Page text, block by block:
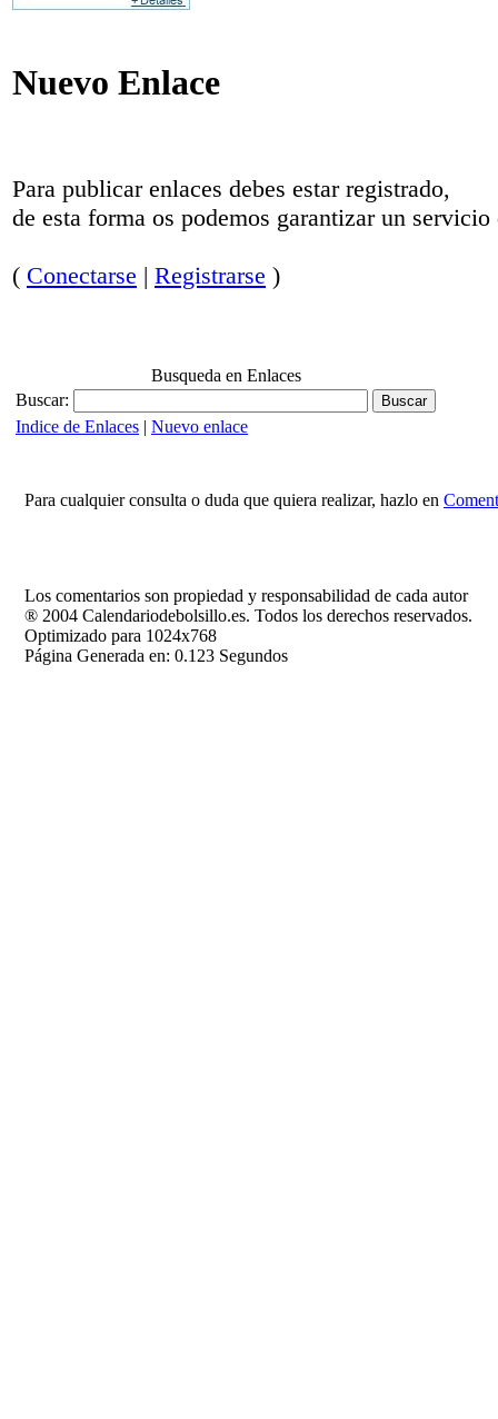
Nuevo Enlace
Para publicar enlaces debes estar registrado,
de esta forma os podemos garantizar un
( Conectarse | Registrarse )
Busqueda en Enlaces
Buscar:
Indice de Enlaces | Nuevo enlace
Para cualquier consulta o duda que quiera realizar, hazlo en
Los comentarios son propiedad y responsabilidad de cada autor
® 2004 Calendariodebolsillo.es. Todos los derechos reservados.
Optimizado para 1024x768
Página Generada en: 0.123 Segundos